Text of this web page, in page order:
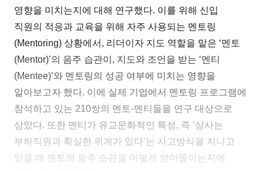
영향을 미치는지에 대해 연구했다. 이를 위해 신입
직원의 적응과 교육을 위해 자주 사용되는 멘토링
(Mentoring) 상황에서, 리더이자 지도 역할을 맡은 ‘멘토
(Mentor)’의 음주 습관이, 지도와 조언을 받는 ‘멘티
(Mentee)’와 멘토링의 성공 여부에 미치는 영향을
알아보고자 했다. 이에 실제 기업에서 멘토링 프로그램에
참석하고 있는 210쌍의 멘토-멘티들을 연구 대상으로
삼았다. 또한 멘티가 유교문화적인 특성, 즉 ‘상사는
부하직원과 확실한 위계가 있다’는 사고방식을 지니고
있을 때 멘토의 음주 습관을 어떻게 받아들이는지에